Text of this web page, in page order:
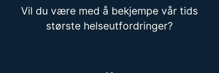
Vil du være med å bekjempe vår tids
største helseutfordringer?